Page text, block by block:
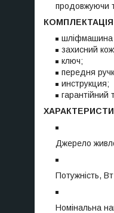
продовжуючи
КОМПЛЕКТАЦІЯ
шліфмашина
захисний
ключ;
передня
инструкция;
гарантійний
Джерело
Потужність,
Номінальна